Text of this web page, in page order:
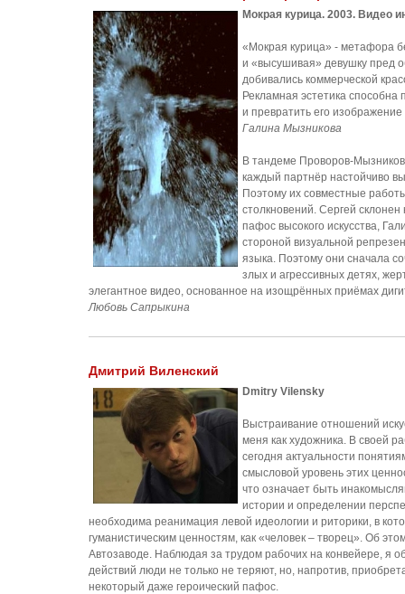
Мокрая курица. 2003. Видео
«Мокрая курица» - метафора
и «высушивая» девушку пред
добивались коммерческой
Рекламная эстетика способна
и превратить его
Галина Мызникова
В тандеме Проворов-
каждый партнёр настойчиво
Поэтому их совместные
столкновений. Сергей
пафос высокого искусства,
стороной визуальной
языка. Поэтому они сначала
злых и агрессивных детях,
элегантное видео, основанное на изощрённых приёмах
Любовь Сапрыкина
Дмитрий Виленский
Dmitry Vilensky
Выстраивание отношений
меня как художника. В своей
сегодня актуальности
смысловой уровень этих
что означает быть
истории и определении
необходима реанимация левой идеологии и риторики, в
гуманистическим ценностям, как «человек – творец». Об
Автозаводе. Наблюдая за трудом рабочих на конвейере, я
действий люди не только не теряют, но, напротив,
некоторый даже героический пафос.